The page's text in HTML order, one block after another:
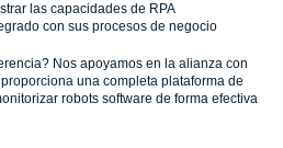
las capacidades de RPA
con sus procesos de negocio
Nos apoyamos en la alianza con
una completa plataforma de
robots software de forma efectiva